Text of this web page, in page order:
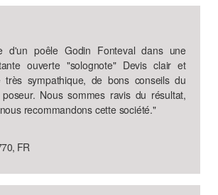
d'un poêle Godin Fonteval dans une
ouverte "solognote" Devis clair et
très sympathique, de bons conseils du
Nous sommes ravis du résultat,
recommandons cette société."
FR